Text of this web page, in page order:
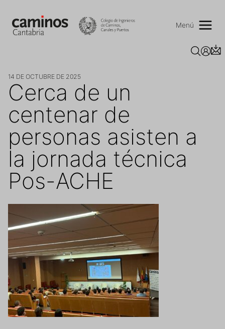
contenido
Menú
14 DE OCTUBRE DE 2025
Cerca de un
centenar de
personas asisten a
la jornada técnica
Pos-ACHE